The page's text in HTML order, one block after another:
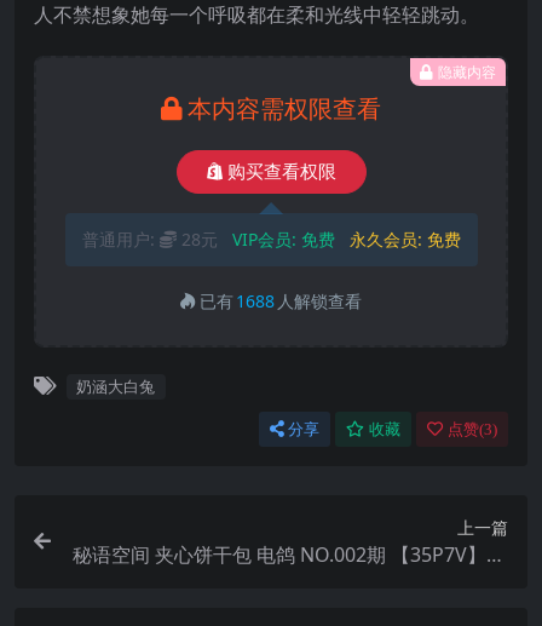
人不禁想象她每一个呼吸都在柔和光线中轻轻跳动。
隐藏内容
本内容需权限查看
购买查看权限
普通用户: 28元 VIP会员: 免费 永久会员: 免费
已有1688 人解锁查看
奶涵大白兔
分享 收藏 点赞(3)
上一篇
秘语空间 夹心饼干包 电鸽 NO.002期 【35P7V】20